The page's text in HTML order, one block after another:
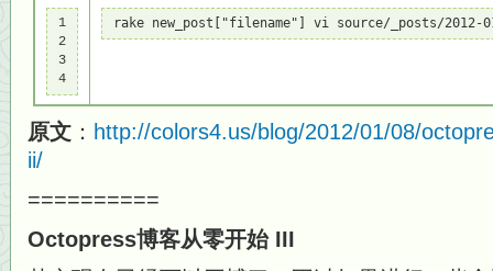
1
2
3
4
rake new_post["filename"] vi source/_posts/2012-01-
原文 ： http://colors4.us/blog/2012/01/08/
ii/
==========
Octopress博客从零开始 III